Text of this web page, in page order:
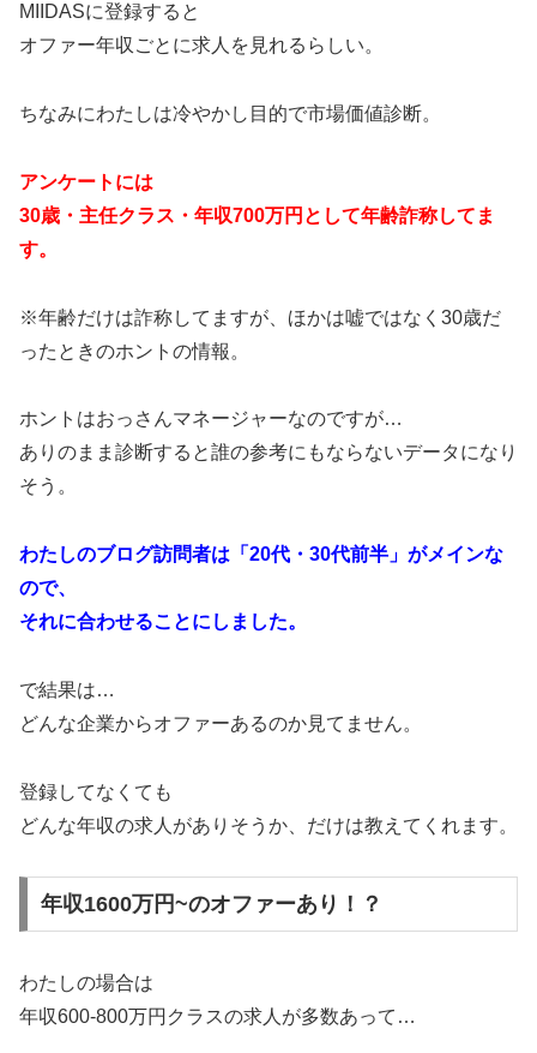
MIIDASに登録すると
オファー年収ごとに求人を見れるらしい。
ちなみにわたしは冷やかし目的で市場価値診断。
アンケートには
30歳・主任クラス・年収700万円として年齢詐称してま
す。
※年齢だけは詐称してますが、ほかは嘘ではなく30歳だ
ったときのホントの情報。
ホントはおっさんマネージャーなのですが…
ありのまま診断すると誰の参考にもならないデータになり
そう。
わたしのブログ訪問者は「20代・30代前半」がメインな
ので、
それに合わせることにしました。
で結果は…
どんな企業からオファーあるのか見てません。
登録してなくても
どんな年収の求人がありそうか、だけは教えてくれます。
年収1600万円~のオファーあり！？
わたしの場合は
年収600-800万円クラスの求人が多数あって…